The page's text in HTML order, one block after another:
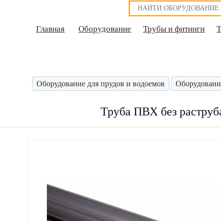
Главная Оборудование Трубы и фитинги
Оборудование для прудов и водоемов
Труба ПВХ без